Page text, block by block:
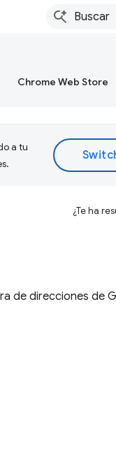
Chrome Web Store
a tu
¿Te ha
de direcciones de